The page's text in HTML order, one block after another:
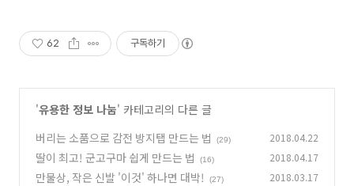
62 구독하기
'유용한 정보 나눔' 카테고리의 다른 글
버리는 소품으로 감전 방지탭 만드는 법
(29) 2018.04.22
딸이 최고! 군고구마 쉽게 만드는 법 (16) 2018.04.17
만물상, 작은 신발 '이것' 하나면 대박! (27) 2018.03.17